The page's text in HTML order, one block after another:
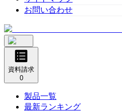
お問い合わせ
資料請求
0
製品一覧
最新ランキング